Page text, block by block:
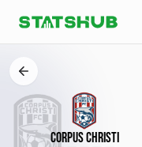
Corpus Christi